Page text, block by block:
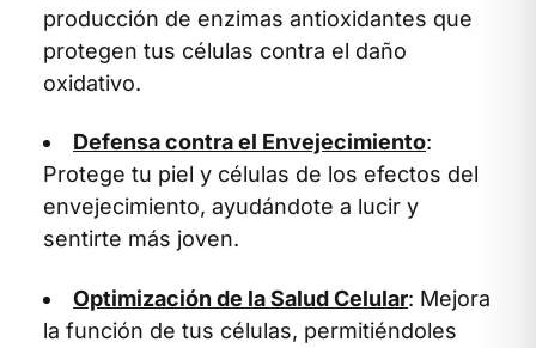
producción de enzimas antioxidantes que
protegen tus células contra el daño
oxidativo.
Defensa contra el Envejecimiento:
Protege tu piel y células de los efectos del
envejecimiento, ayudándote a lucir y
sentirte más joven.
Optimización de la Salud Celular: Mejora
la función de tus células, permitiéndoles